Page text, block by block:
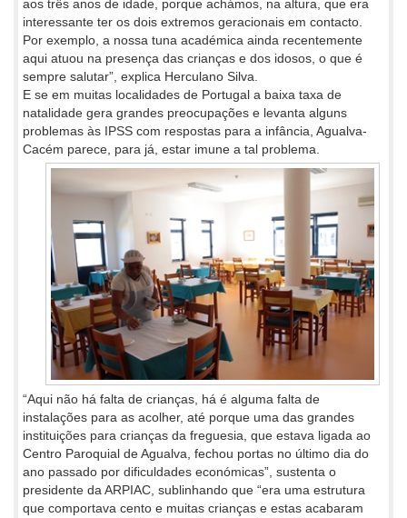
aos três anos de idade, porque achámos, na altura, que era
interessante ter os dois extremos geracionais em contacto.
Por exemplo, a nossa tuna académica ainda recentemente
aqui atuou na presença das crianças e dos idosos, o que é
sempre salutar”, explica Herculano Silva.
E se em muitas localidades de Portugal a baixa taxa de
natalidade gera grandes preocupações e levanta alguns
problemas às IPSS com respostas para a infância, Agualva-
Cacém parece, para já, estar imune a tal problema.
“Aqui não há falta de crianças, há é alguma falta de
instalações para as acolher, até porque uma das grandes
instituições para crianças da freguesia, que estava ligada ao
Centro Paroquial de Agualva, fechou portas no último dia do
ano passado por dificuldades económicas”, sustenta o
presidente da ARPIAC, sublinhando que “era uma estrutura
que comportava cento e muitas crianças e estas acabaram